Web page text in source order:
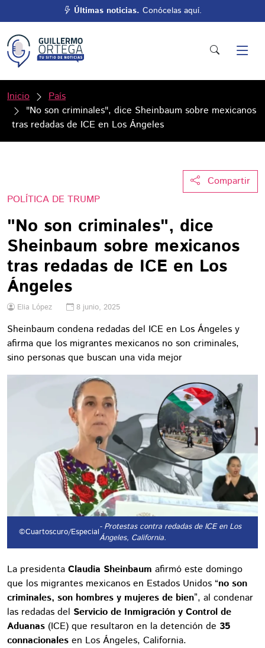
Últimas noticias. Conócelas aquí.
Inicio
País
"No son criminales", dice Sheinbaum sobre mexicanos
tras redadas de ICE en Los Ángeles
Compartir
POLÍTICA DE TRUMP
"No son criminales", dice
Sheinbaum sobre mexicanos
tras redadas de ICE en Los
Ángeles
Elia López 8 junio, 2025
Sheinbaum condena redadas del ICE en Los Ángeles y
afirma que los migrantes mexicanos no son criminales,
sino personas que buscan una vida mejor
©Cuartoscuro/Especial- Protestas contra redadas de ICE en Los
Ángeles, California.
La presidenta Claudia Sheinbaum afirmó este domingo
que los migrantes mexicanos en Estados Unidos “no son
criminales, son hombres y mujeres de bien”, al condenar
las redadas del Servicio de Inmigración y Control de
Aduanas (ICE) que resultaron en la detención de 35
connacionales en Los Ángeles, California.